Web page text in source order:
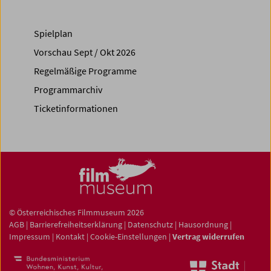
Spielplan
Vorschau Sept / Okt 2026
Regelmäßige Programme
Programmarchiv
Ticketinformationen
© Österreichisches Filmmuseum 2026
AGB | Barrierefreiheitserklärung | Datenschutz | Hausordnung |
Impressum | Kontakt | Cookie-Einstellungen | Vertrag widerrufen